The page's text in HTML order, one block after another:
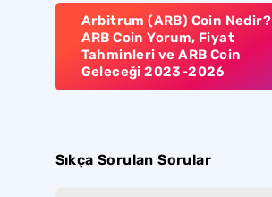
Arbitrum (ARB) Coin Nedir?
ARB Coin Yorum, Fiyat
Tahminleri ve ARB Coin
Geleceği 2023-2026
Sıkça Sorulan Sorular